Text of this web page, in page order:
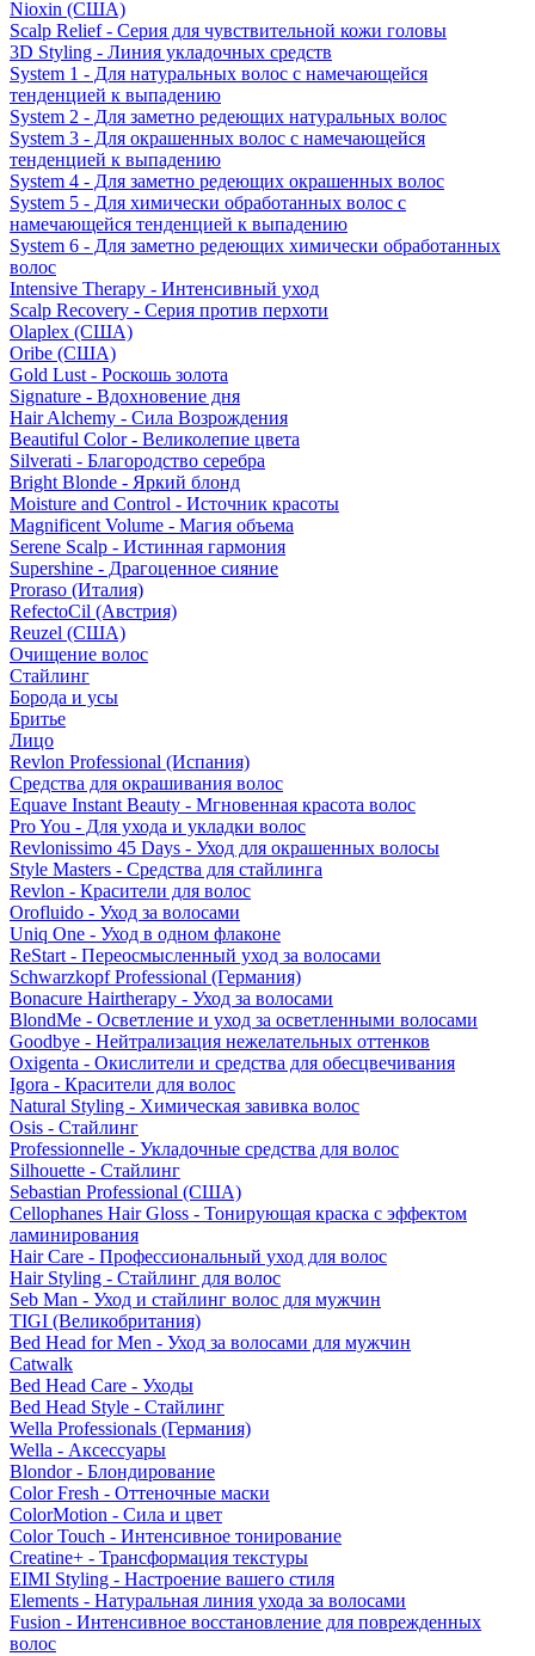
Nioxin (США)
Scalp Relief - Серия для чувствительной кожи головы
3D Styling - Линия укладочных средств
System 1 - Для натуральных волос с намечающейся
тенденцией к выпадению
System 2 - Для заметно редеющих натуральных волос
System 3 - Для окрашенных волос с намечающейся
тенденцией к выпадению
System 4 - Для заметно редеющих окрашенных волос
System 5 - Для химически обработанных волос с
намечающейся тенденцией к выпадению
System 6 - Для заметно редеющих химически обработанных
волос
Intensive Therapy - Интенсивный уход
Scalp Recovery - Серия против перхоти
Olaplex (США)
Oribe (США)
Gold Lust - Роскошь золота
Signature - Вдохновение дня
Hair Alchemy - Сила Возрождения
Beautiful Color - Великолепие цвета
Silverati - Благородство серебра
Bright Blonde - Яркий блонд
Moisture and Control - Источник красоты
Magnificent Volume - Магия объема
Serene Scalp - Истинная гармония
Supershine - Драгоценное сияние
Proraso (Италия)
RefectoCil (Австрия)
Reuzel (США)
Очищение волос
Стайлинг
Борода и усы
Бритье
Лицо
Revlon Professional (Испания)
Средства для окрашивания волос
Equave Instant Beauty - Мгновенная красота волос
Pro You - Для ухода и укладки волос
Revlonissimo 45 Days - Уход для окрашенных волосы
Style Masters - Средства для стайлинга
Revlon - Красители для волос
Orofluido - Уход за волосами
Uniq One - Уход в одном флаконе
ReStart - Переосмысленный уход за волосами
Schwarzkopf Professional (Германия)
Bonacure Hairtherapy - Уход за волосами
BlondMe - Осветление и уход за осветленными волосами
Goodbye - Нейтрализация нежелательных оттенков
Oxigenta - Окислители и средства для обесцвечивания
Igora - Красители для волос
Natural Styling - Химическая завивка волос
Osis - Стайлинг
Professionnelle - Укладочные средства для волос
Silhouette - Стайлинг
Sebastian Professional (США)
Cellophanes Hair Gloss - Тонирующая краска с эффектом
ламинирования
Hair Care - Профессиональный уход для волос
Hair Styling - Стайлинг для волос
Seb Man - Уход и стайлинг волос для мужчин
TIGI (Великобритания)
Bed Head for Men - Уход за волосами для мужчин
Catwalk
Bed Head Care - Уходы
Bed Head Style - Стайлинг
Wella Professionals (Германия)
Wella - Аксессуары
Blondor - Блондирование
Color Fresh - Оттеночные маски
ColorMotion - Сила и цвет
Color Touch - Интенсивное тонирование
Creatine+ - Трансформация текстуры
EIMI Styling - Настроение вашего стиля
Elements - Натуральная линия ухода за волосами
Fusion - Интенсивное восстановление для поврежденных
волос